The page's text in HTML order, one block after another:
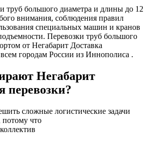
труб большого диаметра и длины до 12
внимания, соблюдения правил
специальных машин и кранов
Перевозки труб большого
от Негабарит Доставка
городам России из Иннополиса .
Негабарит
перевозки?
сложные логистические задачи
потому что